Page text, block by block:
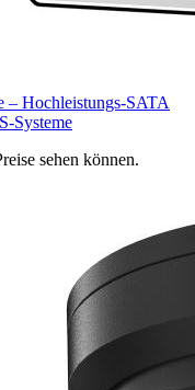
– Hochleistungs-SATA
Systeme
sehen können.